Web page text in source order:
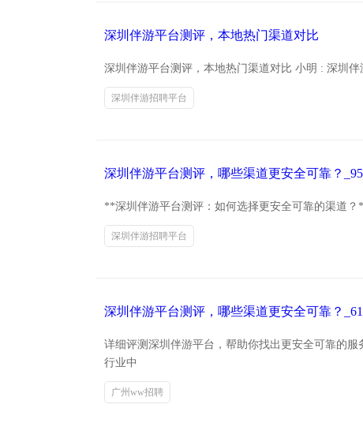
深圳伴游平台测评，本地热门渠道对比
深圳伴游平台测评，本地热门渠道对比 小明 : 深圳
深圳伴游招聘平台
深圳伴游平台测评，哪些渠道更安全可靠？_95
**深圳伴游平台测评：如何选择更安全可靠的渠道
深圳伴游招聘平台
深圳伴游平台测评，哪些渠道更安全可靠？
详细评测深圳伴游平台，帮助你找出更安全可靠的
行业中
广州ww招聘